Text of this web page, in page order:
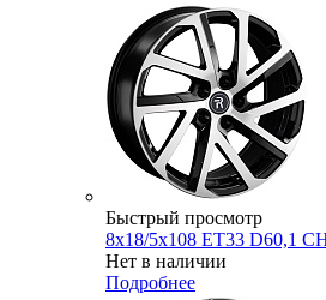
Быстрый просмотр
8x18/5x108 ET33 D60,1
Нет в наличии
Подробнее